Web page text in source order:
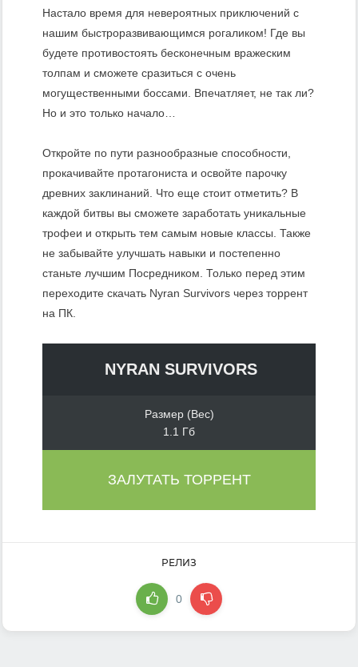
Настало время для невероятных приключений с
нашим быстроразвивающимся рогаликом! Где вы
будете противостоять бесконечным вражеским
толпам и сможете сразиться с очень
могущественными боссами. Впечатляет, не так ли?
Но и это только начало…
Откройте по пути разнообразные способности,
прокачивайте протагониста и освойте парочку
древних заклинаний. Что еще стоит отметить? В
каждой битвы вы сможете заработать уникальные
трофеи и открыть тем самым новые классы. Также
не забывайте улучшать навыки и постепенно
станьте лучшим Посредником. Только перед этим
переходите скачать Nyran Survivors через торрент
на ПК.
NYRAN SURVIVORS
Размер (Вес)
1.1 Гб
ЗАЛУТАТЬ ТОРРЕНТ
РЕЛИЗ
0